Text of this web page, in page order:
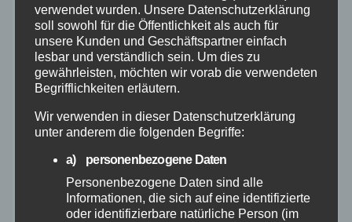
Neuwied
Polizei
Rettungsdienst
Rhein-Lahn
verwendet wurden. Unsere Datenschutzerklärung
soll sowohl für die Öffentlichkeit als auch für
unsere Kunden und Geschäftspartner einfach
lesbar und verständlich sein. Um dies zu
gewährleisten, möchten wir vorab die verwendeten
Begrifflichkeiten erläutern.
Wir verwenden in dieser Datenschutzerklärung
unter anderem die folgenden Begriffe:
a) personenbezogene Daten
Personenbezogene Daten sind alle
Informationen, die sich auf eine identifizierte
oder identifizierbare natürliche Person (im